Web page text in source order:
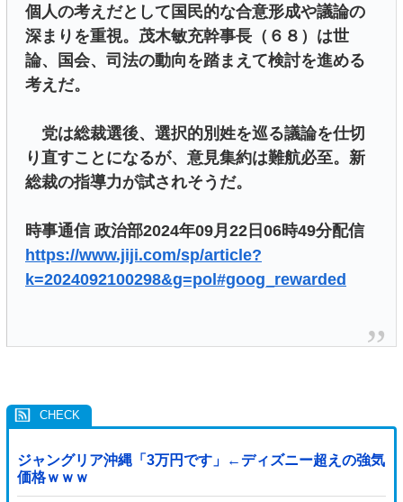
個人の考えだとして国民的な合意形成や議論の
深まりを重視。茂木敏充幹事長（６８）は世
論、国会、司法の動向を踏まえて検討を進める
考えだ。
党は総裁選後、選択的別姓を巡る議論を仕切
り直すことになるが、意見集約は難航必至。新
総裁の指導力が試されそうだ。
時事通信 政治部2024年09月22日06時49分配信
https://www.jiji.com/sp/article?
k=2024092100298&g=pol#goog_rewarded
ジャングリア沖縄「3万円です」←ディズニー超えの強気
価格ｗｗｗ